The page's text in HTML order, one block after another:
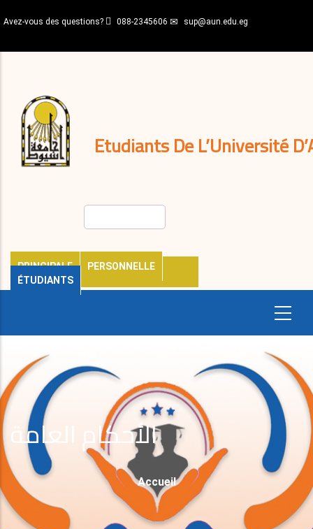
au
principal
Avez-vous des questions? 088-2345606 sup@aun.edu.eg
Etudiants De L’Université
PRINCIPALE
PERSONNELLE
ÉTUDIANTS
décisions
Expatriés
Journal
الأحكام العامة
Fil
D'Ariane
Accueil